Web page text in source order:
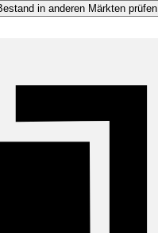
in anderen Märkten prüfen